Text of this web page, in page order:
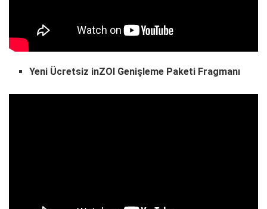
Yeni Ücretsiz inZOI Genişleme Paketi Fragmanı